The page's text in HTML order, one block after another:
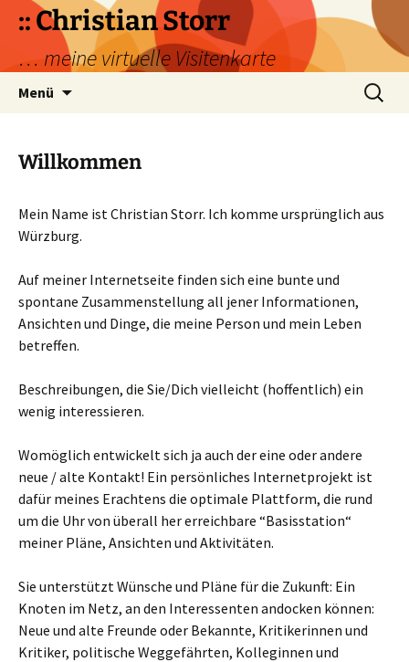
Inhalt
springen
:: Christian Storr
… meine virtuelle Visitenkarte
Menü
Suchen
nach:
Willkommen
Mein Name ist Christian Storr. Ich komme ursprünglich aus
Würzburg.
Auf meiner Internetseite finden sich eine bunte und
spontane Zusammenstellung all jener Informationen,
Ansichten und Dinge, die meine Person und mein Leben
betreffen.
Beschreibungen, die Sie/Dich vielleicht (hoffentlich) ein
wenig interessieren.
Womöglich entwickelt sich ja auch der eine oder andere
neue / alte Kontakt! Ein persönliches Internetprojekt ist
dafür meines Erachtens die optimale Plattform, die rund
um die Uhr von überall her erreichbare “Basisstation“
meiner Pläne, Ansichten und Aktivitäten.
Sie unterstützt Wünsche und Pläne für die Zukunft: Ein
Knoten im Netz, an den Interessenten andocken können:
Neue und alte Freunde oder Bekannte, Kritikerinnen und
Kritiker, politische Weggefährten, Kolleginnen und